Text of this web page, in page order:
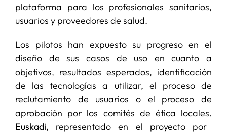
plataforma para los profesionales sanitarios,
usuarios y proveedores de salud.
Los pilotos han expuesto su progreso en el
diseño de sus casos de uso en cuanto a
objetivos, resultados esperados, identificación
de las tecnologías a utilizar, el proceso de
reclutamiento de usuarios o el proceso de
aprobación por los comités de ética locales.
Euskadi, representado en el proyecto por